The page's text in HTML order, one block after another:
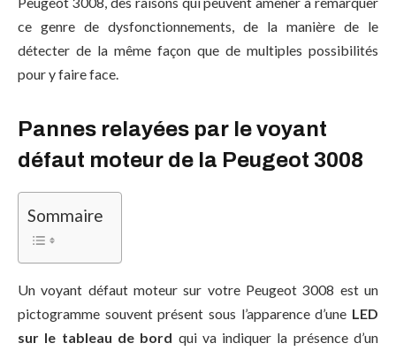
ce genre de dysfonctionnements, de la manière de le
détecter de la même façon que de multiples possibilités
pour y faire face.
Pannes relayées par le voyant
défaut moteur de la Peugeot 3008
Sommaire
Un voyant défaut moteur sur votre Peugeot 3008 est un
pictogramme souvent présent sous l’apparence d’une LED
sur le tableau de bord qui va indiquer la présence d’un